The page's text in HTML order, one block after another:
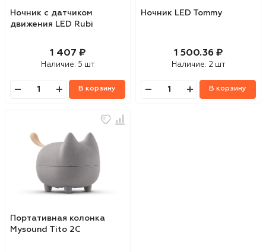
Ночник c датчиком
движения LED Rubi
1 407 ₽
Наличие: 5 шт
В корзину
Ночник LED Tommy
1 500.36 ₽
Наличие: 2 шт
В корзину
Портативная колонка
Mysound Tito 2C